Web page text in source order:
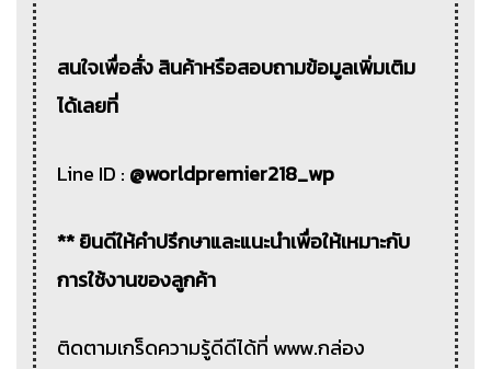
สนใจเพื่อสั่ง สินค้าหรือสอบถามข้อมูลเพิ่มเติม
ได้เลยที่
Line ID : @worldpremier218_wp
** ยินดีให้คำปรึกษาและแนะนำเพื่อให้เหมาะกับ
การใช้งานของลูกค้า
ติดตามเกร็ดความรู้ดีดีได้ที่ www.กล่อง